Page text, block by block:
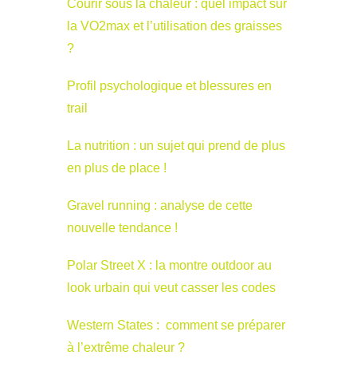
Courir sous la chaleur : quel impact sur
la VO2max et l’utilisation des graisses
?
Profil psychologique et blessures en
trail
La nutrition : un sujet qui prend de plus
en plus de place !
Gravel running : analyse de cette
nouvelle tendance !
Polar Street X : la montre outdoor au
look urbain qui veut casser les codes
Western States : comment se préparer
à l’extrême chaleur ?